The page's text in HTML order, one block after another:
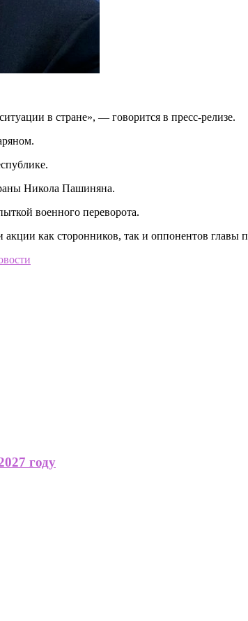
в стране», — говорится в пресс-релизе.
Никола Пашиняна.
военного переворота.
как сторонников, так и оппонентов главы
году